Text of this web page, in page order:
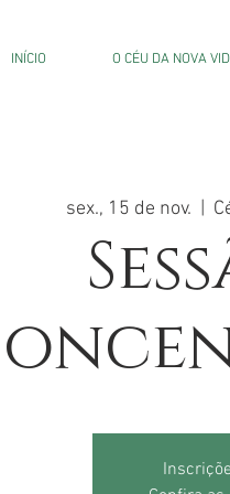
INÍCIO O CÉU DA NOVA
sex., 15 de nov.